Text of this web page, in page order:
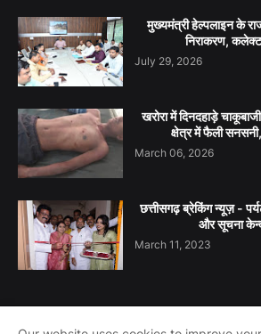
मुख्यमंत्री हेल्पलाइन के
निराकरण,
July 29, 2026
खरोरा में दिनदहाड़े
क्षेत्र में फैली
March 06, 2026
छत्तीसगढ़ ब्रेकिंग न्यूज़ -
और सूचना
March 11, 2023